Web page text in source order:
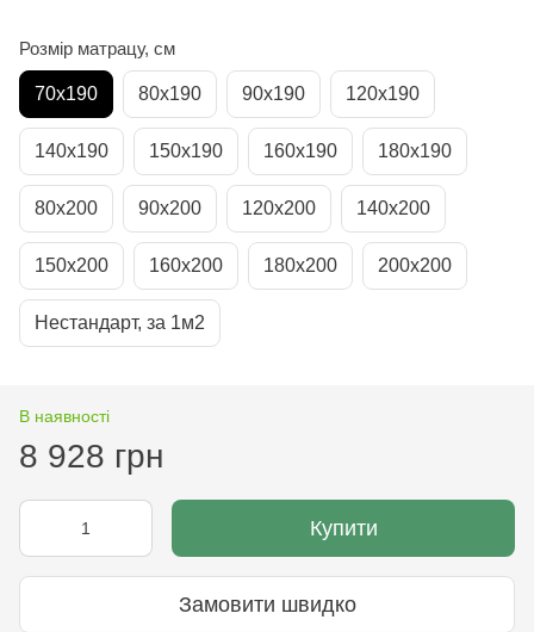
Розмір матрацу, см
70х190 80х190 90х190 120х190
140х190 150х190 160х190 180х190
80х200 90х200 120х200 140х200
150х200 160х200 180х200 200х200
Нестандарт, за 1м2
В наявності
8 928 грн
Купити
Замовити швидко